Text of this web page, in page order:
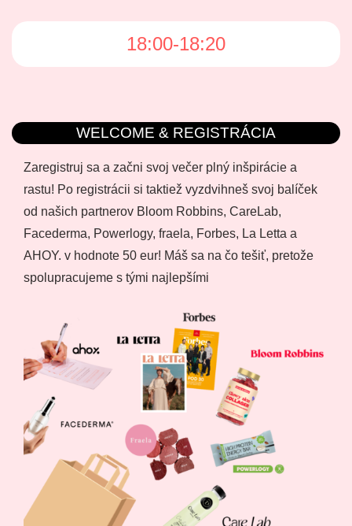
18:00-18:20
WELCOME & REGISTRÁCIA
Zaregistruj sa a začni svoj večer plný inšpirácie a
rastu! Po registrácii si taktiež vyzdvihneš svoj balíček
od našich partnerov Bloom Robbins, CareLab,
Facederma, Powerlogy, fraela, Forbes, La Letta a
AHOY. v hodnote 50 eur! Máš sa na čo tešiť, pretože
spolupracujeme s tými najlepšími